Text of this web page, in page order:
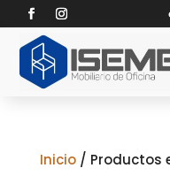
Inicio/ Productos